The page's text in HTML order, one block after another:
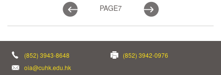
PAGE7
(852) 3943-8648
(852) 3942-0976
oia@cuhk.edu.hk